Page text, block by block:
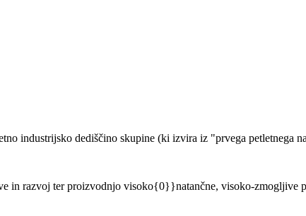
industrijsko dediščino skupine (ki izvira iz "prvega petletnega
in razvoj ter proizvodnjo visoko{0}}natančne, visoko-zmogljive